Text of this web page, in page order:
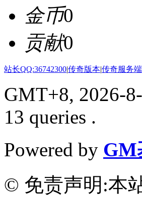
金币0
贡献0
站长QQ:36742300|传奇版本|传奇服务端
GMT+8, 2026-
13 queries .
Powered by GM
© 免责声明:本